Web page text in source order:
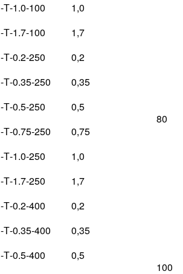
-Т-1.0-100
1,0
-Т-1.7-100
1,7
-Т-0.2-250 0,2
80
-Т-0.35-250
0,35
-Т-0.5-250
0,5
-Т-0.75-250
0,75
-Т-1.0-250
1,0
-Т-1.7-250
1,7
-Т-0.2-400 0,2
100
-Т-0.35-400
0,35
-Т-0.5-400
0,5